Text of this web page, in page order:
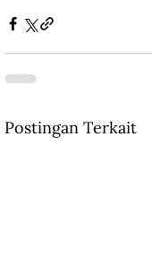
Postingan Terkait